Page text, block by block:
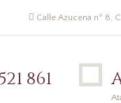
Calle Azucena nº 8,
861